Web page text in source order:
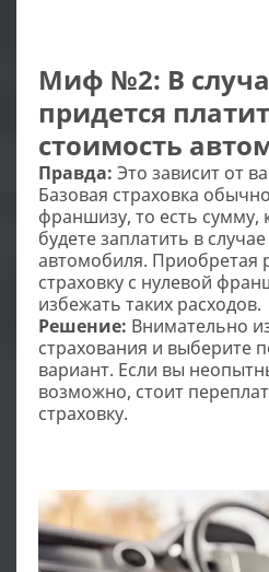
Миф №2: В
придется
стоимость
Правда: Это зависит от
Базовая страховка
франшизу, то есть
будете заплатить в
автомобиля. Приобретая
страховку с нулевой
избежать таких расходов.
Решение: Внимательно
страхования и выберите
вариант. Если вы
возможно, стоит
страховку.